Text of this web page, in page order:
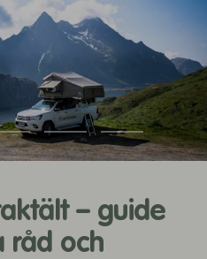
Gå
bild
4
Gå
5
– guide
råd och